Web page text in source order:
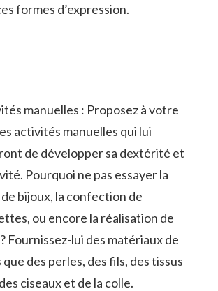
formes d’expression.
manuelles : Proposez ‍à votre
activités manuelles qui lui
de développer ⁢sa ⁣dextérité ‌et
Pourquoi‍ ne‌ pas ⁢essayer la
bijoux, la confection de
ou encore la ⁢réalisation​ de
Fournissez-lui ​des matériaux de
que des⁢ perles,⁢ des fils, des tissus
ciseaux et⁤ de la ⁢colle.